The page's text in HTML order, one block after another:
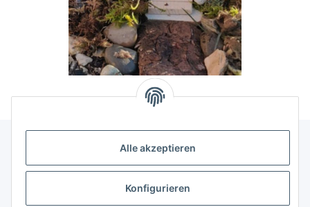
Alle akzeptieren
Konfigurieren
Allgemeine Informationen